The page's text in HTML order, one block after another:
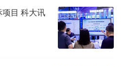
目 科大讯